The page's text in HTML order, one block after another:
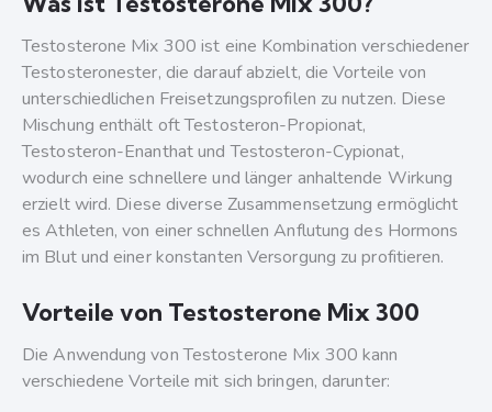
Testosterone Mix 300 ist eine Kombination verschiedener
Testosteronester, die darauf abzielt, die Vorteile von
unterschiedlichen Freisetzungsprofilen zu nutzen. Diese
Mischung enthält oft Testosteron-Propionat,
Testosteron-Enanthat und Testosteron-Cypionat,
wodurch eine schnellere und länger anhaltende Wirkung
erzielt wird. Diese diverse Zusammensetzung ermöglicht
es Athleten, von einer schnellen Anflutung des Hormons
im Blut und einer konstanten Versorgung zu profitieren.
Vorteile von Testosterone Mix 300
Die Anwendung von Testosterone Mix 300 kann
verschiedene Vorteile mit sich bringen, darunter: